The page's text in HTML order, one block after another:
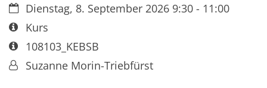
Datum:Dienstag, 8. September 2026 9:30 - 11:00
Art bzw. Nummer:
Kurs
Art bzw. Nummer:
108103_KEBSB
Von:Suzanne Morin-Triebfürst